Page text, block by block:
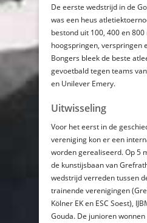
De eerste wedstrijd in de
was een heus
bestond uit 100, 400 en
hoogspringen, verspringen
Bongers bleek de beste
gevoetbald tegen teams
en Unilever Emery.
Uitwisseling
Voor het eerst in de
vereniging kon er een
worden gerealiseerd. Op 5
de kunstijsbaan van
wedstrijd verreden tussen
trainende verenigingen
Kölner EK en ESC Soest),
Gouda. De junioren